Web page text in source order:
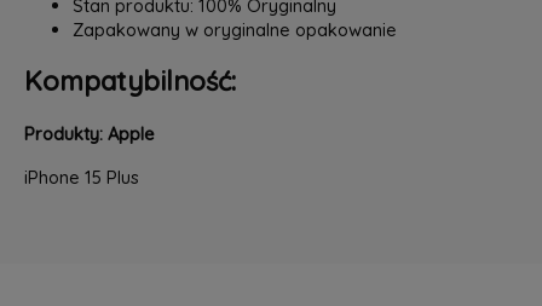
Stan produktu: 100% Oryginalny
Zapakowany w oryginalne opakowanie
Kompatybilność:
Produkty: Apple
iPhone 15 Plus